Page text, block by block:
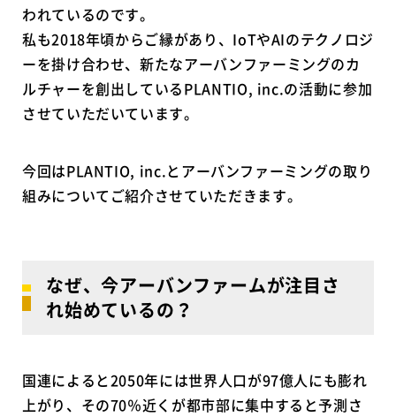
われているのです。
私も2018年頃からご縁があり、IoTやAIのテクノロジ
ーを掛け合わせ、新たなアーバンファーミングのカ
ルチャーを創出しているPLANTIO, inc.の活動に参加
させていただいています。
今回はPLANTIO, inc.とアーバンファーミングの取り
組みについてご紹介させていただきます。
なぜ、今アーバンファームが注目さ
れ始めているの？
国連によると2050年には世界人口が97億人にも膨れ
上がり、その70％近くが都市部に集中すると予測さ